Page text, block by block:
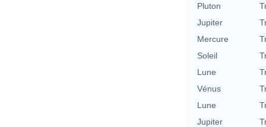
Pluton
Jupiter
Mercure
Soleil
Lune
Vénus
Lune
Jupiter